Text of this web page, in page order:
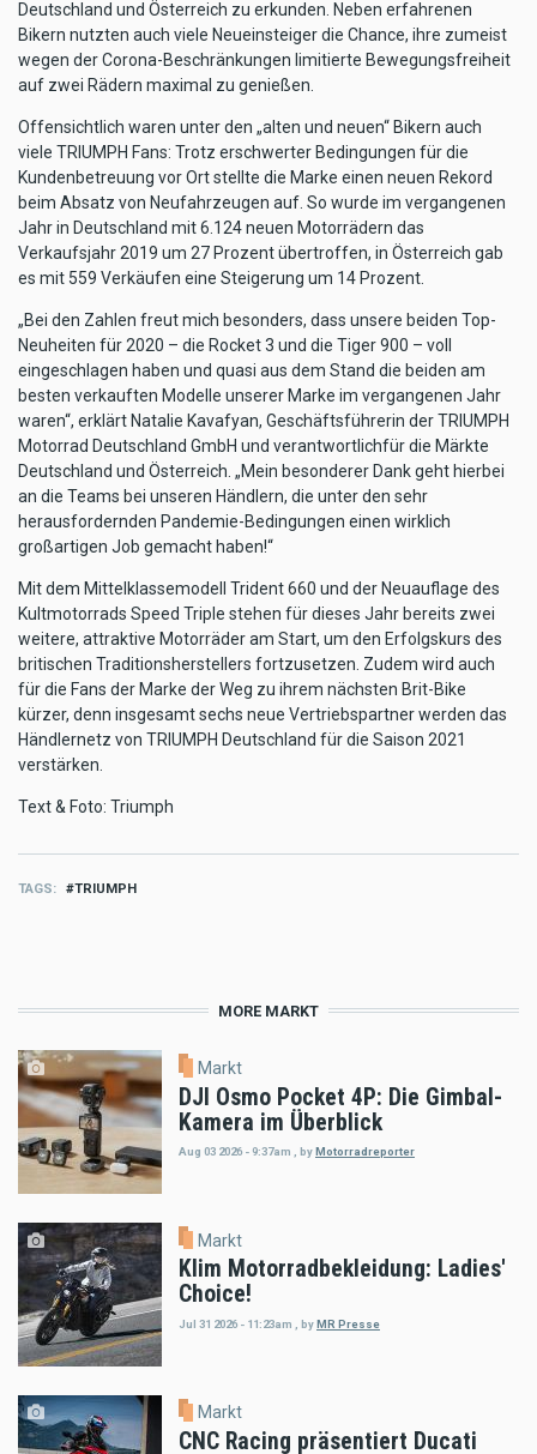
Deutschland und Österreich zu erkunden. Neben erfahrenen
Bikern nutzten auch viele Neueinsteiger die Chance, ihre zumeist
wegen der Corona-Beschränkungen limitierte Bewegungsfreiheit
auf zwei Rädern maximal zu genießen.
Offensichtlich waren unter den „alten und neuen“ Bikern auch
viele TRIUMPH Fans: Trotz erschwerter Bedingungen für die
Kundenbetreuung vor Ort stellte die Marke einen neuen Rekord
beim Absatz von Neufahrzeugen auf. So wurde im vergangenen
Jahr in Deutschland mit 6.124 neuen Motorrädern das
Verkaufsjahr 2019 um 27 Prozent übertroffen, in Österreich gab
es mit 559 Verkäufen eine Steigerung um 14 Prozent.
„Bei den Zahlen freut mich besonders, dass unsere beiden Top-
Neuheiten für 2020 – die Rocket 3 und die Tiger 900 – voll
eingeschlagen haben und quasi aus dem Stand die beiden am
besten verkauften Modelle unserer Marke im vergangenen Jahr
waren“, erklärt Natalie Kavafyan, Geschäftsführerin der TRIUMPH
Motorrad Deutschland GmbH und verantwortlichfür die Märkte
Deutschland und Österreich. „Mein besonderer Dank geht hierbei
an die Teams bei unseren Händlern, die unter den sehr
herausfordernden Pandemie-Bedingungen einen wirklich
großartigen Job gemacht haben!“
Mit dem Mittelklassemodell Trident 660 und der Neuauflage des
Kultmotorrads Speed Triple stehen für dieses Jahr bereits zwei
weitere, attraktive Motorräder am Start, um den Erfolgskurs des
britischen Traditionsherstellers fortzusetzen. Zudem wird auch
für die Fans der Marke der Weg zu ihrem nächsten Brit-Bike
kürzer, denn insgesamt sechs neue Vertriebspartner werden das
Händlernetz von TRIUMPH Deutschland für die Saison 2021
verstärken.
Text & Foto: Triumph
TAGS TRIUMPH
MORE MARKT
Markt
DJI Osmo Pocket 4P: Die Gimbal-
Kamera im Überblick
Aug 03 2026 - 9:37am byMotorradreporter
Markt
Klim Motorradbekleidung: Ladies'
Choice!
Jul 31 2026 - 11:23am byMR Presse
Markt
CNC Racing präsentiert Ducati